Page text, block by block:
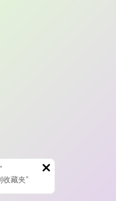
”
收藏夹”